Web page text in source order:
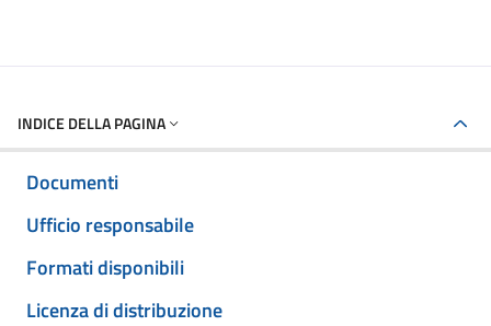
INDICE DELLA PAGINA
Documenti
Ufficio responsabile
Formati disponibili
Licenza di distribuzione